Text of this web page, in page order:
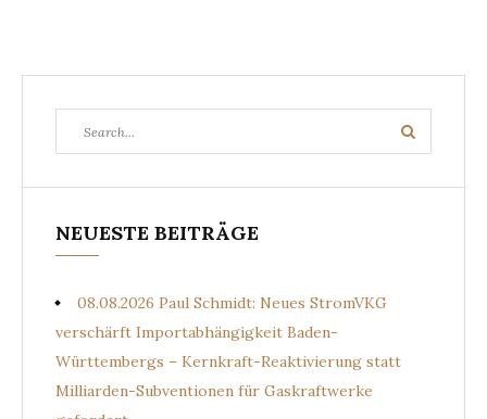
for:
Search
NEUESTE BEITRÄGE
08.08.2026 Paul Schmidt: Neues StromVKG
verschärft Importabhängigkeit Baden-
Württembergs – Kernkraft-Reaktivierung statt
Milliarden-Subventionen für Gaskraftwerke